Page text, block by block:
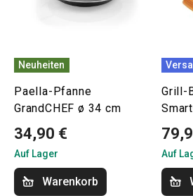
Neuheiten
Paella-Pfanne
GrandCHEF ø 34 cm
34,90 €
Auf Lager
Warenkorb
Grill-
Auf